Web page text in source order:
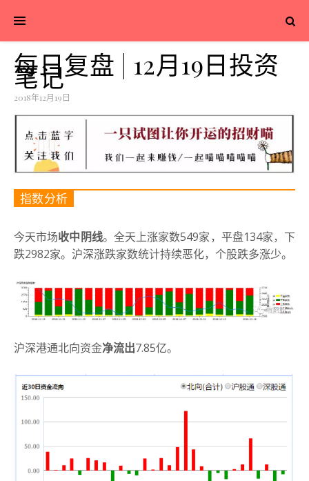
每日复盘 | 12月19日投资
笔记
2018年12月19日
指数分析
今天市场收中阴线。全天上涨家数549家，平盘134家，下
跌2982家。沪深涨跌家数统计持续恶化，个股跌多涨少。
沪深港通北向资金净流出7.85亿。